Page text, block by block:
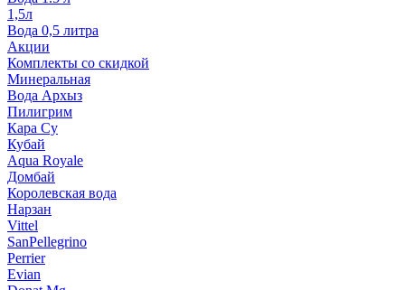
1,5л
Вода 0,5 литра
Акции
Комплекты со скидкой
Минеральная
Вода Архыз
Пилигрим
Кара Су
Кубай
Aqua Royale
Домбай
Королевская вода
Нарзан
Vittel
SanPellegrino
Perrier
Evian